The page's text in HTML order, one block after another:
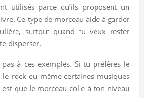
utilisés parce qu’ils proposent un
Ce type de morceau aide à garder
surtout quand tu veux rester
disperser.
à ces exemples. Si tu préfères le
le rock ou même certaines musiques
est que le morceau colle à ton niveau